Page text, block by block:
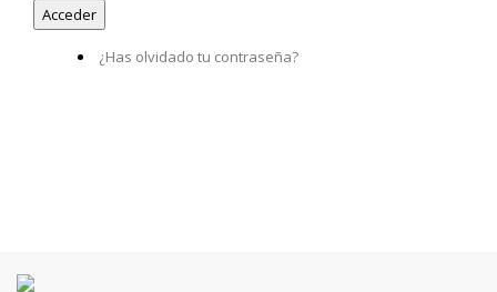
¿Has olvidado tu contraseña?